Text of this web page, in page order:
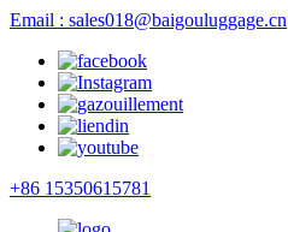
Email : sales018@baigouluggage.cn
+86 15350615781